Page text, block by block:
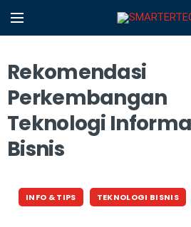
Rekomendasi
Perkembangan
Teknologi
Bisnis
INFO & TIPS TEKNOLOGI BISNIS